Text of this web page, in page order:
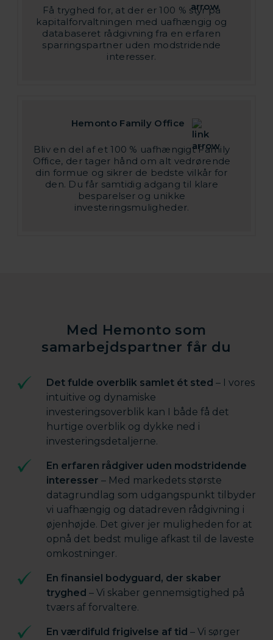
Få tryghed for, at der er 100 % styr på
kapitalforvaltningen med uafhængig og
databaseret rådgivning fra en erfaren
sparringspartner uden modstridende
interesser.
Hemonto Family Office
Bliv en del af et 100 % uafhængigt Family
Office, der tager hånd om alt vedrørende
din formue og sikrer de bedste vilkår for
den. Du får samtidig adgang til klare
besparelser og unikke
investeringsmuligheder.
Med Hemonto som
samarbejdspartner får du
Det fulde overblik samlet ét sted – I vores
intuitive og dynamiske
investeringsoverblik kan I både få det
hurtige overblik og dykke ned i
investeringsdetaljerne.
En erfaren rådgiver uden modstridende
interesser – Med markedets største
datagrundlag som udgangspunkt tilbyder
vi uafhængig og datadreven rådgivning i
øjenhøjde. Det giver jer muligheden for at
opnå det bedst mulige afkast til de laveste
omkostninger.
En finansiel bodyguard, der skaber
tryghed – Vi skaber gennemsigtighed på
tværs af forvaltere.
En værdifuld frigivelse af tid – Vi sørger